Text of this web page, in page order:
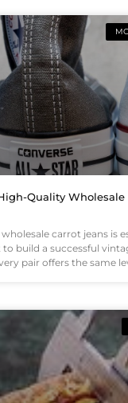
Quality Wholesale
carrot jeans is
build a successful
pair offers the same